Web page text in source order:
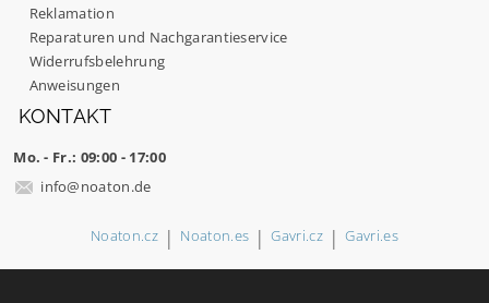
Reklamation
Reparaturen und Nachgarantieservice
Widerrufsbelehrung
Anweisungen
KONTAKT
Mo. - Fr.: 09:00 - 17:00
info@noaton.de
Noaton.cz | Noaton.es | Gavri.cz | Gavri.es